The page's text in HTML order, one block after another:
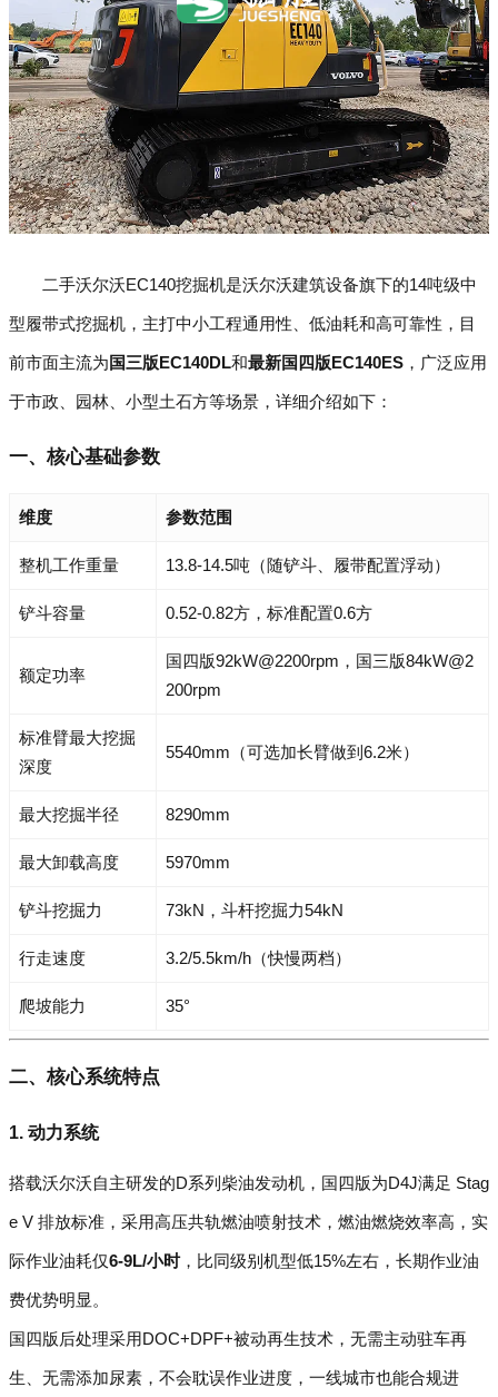
二手沃尔沃EC140挖掘机是沃尔沃建筑设备旗下的14吨级中
型履带式挖掘机，主打中小工程通用性、低油耗和高可靠性，目
前市面主流为国三版EC140DL和最新国四版EC140ES ，广泛应用
于市政、园林、小型土石方等场景，详细介绍如下：
一、核心基础参数
维度 参数范围
整机工作重量 13.8-14.5吨（随铲斗、履带配置浮动）
铲斗容量 0.52-0.82方，标准配置0.6方
额定功率
国四版92kW@2200rpm，国三版84kW@2
200rpm
标准臂最大挖掘
深度
5540mm（可选加长臂做到6.2米）
最大挖掘半径 8290mm
最大卸载高度 5970mm
铲斗挖掘力 73kN，斗杆挖掘力54kN
行走速度 3.2/5.5km/h（快慢两档）
爬坡能力 35°
二、核心系统特点
1. 动力系统
搭载沃尔沃自主研发的D系列柴油发动机，国四版为D4J满足 Stag
e V 排放标准，采用高压共轨燃油喷射技术，燃油燃烧效率高，实
际作业油耗仅6-9L/小时，比同级别机型低15%左右，长期作业油
费优势明显。
国四版后处理采用DOC+DPF+被动再生技术，无需主动驻车再
生、无需添加尿素，不会耽误作业进度，一线城市也能合规进